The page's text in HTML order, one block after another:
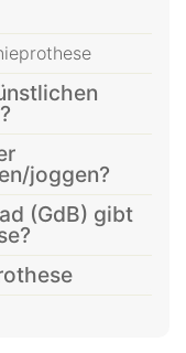
joggen?
(GdB) gibt